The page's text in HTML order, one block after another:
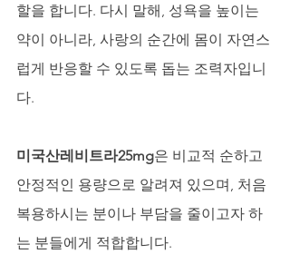
할을 합니다. 다시 말해, 성욕을 높이는
약이 아니라, 사랑의 순간에 몸이 자연스
럽게 반응할 수 있도록 돕는 조력자입니
다.
미국산레비트라25mg은 비교적 순하고
안정적인 용량으로 알려져 있으며, 처음
복용하시는 분이나 부담을 줄이고자 하
는 분들에게 적합합니다.